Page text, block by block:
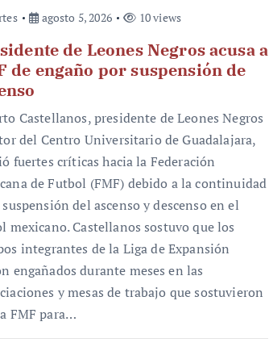
agosto 5, 2026 10 views
de Leones Negros acusa a
de engaño por suspensión de
Castellanos, presidente de Leones Negros
del Centro Universitario de Guadalajara,
fuertes críticas hacia la Federación
de Futbol (FMF) debido a la continuidad
del ascenso y descenso en el
mexicano. Castellanos sostuvo que los
integrantes de la Liga de Expansión
engañados durante meses en las
y mesas de trabajo que sostuvieron
FMF para…